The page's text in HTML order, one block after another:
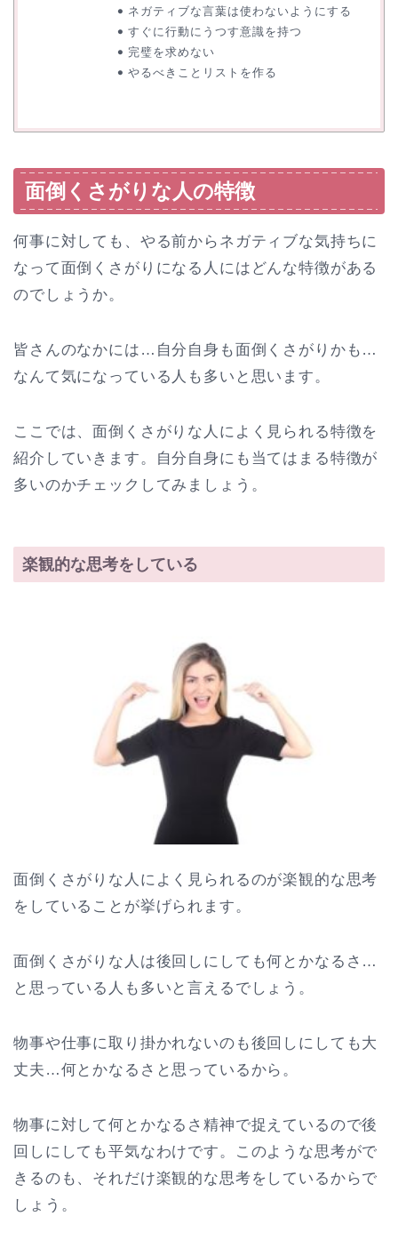
ネガティブな言葉は使わないようにする
すぐに行動にうつす意識を持つ
完璧を求めない
やるべきことリストを作る
面倒くさがりな人の特徴
何事に対しても、やる前からネガティブな気持ちに
なって面倒くさがりになる人にはどんな特徴がある
のでしょうか。
皆さんのなかには…自分自身も面倒くさがりかも…
なんて気になっている人も多いと思います。
ここでは、面倒くさがりな人によく見られる特徴を
紹介していきます。自分自身にも当てはまる特徴が
多いのかチェックしてみましょう。
楽観的な思考をしている
面倒くさがりな人によく見られるのが楽観的な思考
をしていることが挙げられます。
面倒くさがりな人は後回しにしても何とかなるさ…
と思っている人も多いと言えるでしょう。
物事や仕事に取り掛かれないのも後回しにしても大
丈夫…何とかなるさと思っているから。
物事に対して何とかなるさ精神で捉えているので後
回しにしても平気なわけです。このような思考がで
きるのも、それだけ楽観的な思考をしているからで
しょう。